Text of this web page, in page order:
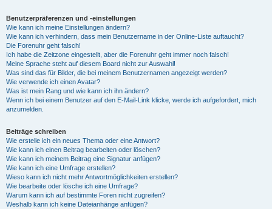
Benutzerpräferenzen und -einstellungen
Wie kann ich meine Einstellungen ändern?
Wie kann ich verhindern, dass mein Benutzername in der Online-Liste auftaucht?
Die Forenuhr geht falsch!
Ich habe die Zeitzone eingestellt, aber die Forenuhr geht immer noch falsch!
Meine Sprache steht auf diesem Board nicht zur Auswahl!
Was sind das für Bilder, die bei meinem Benutzernamen angezeigt werden?
Wie verwende ich einen Avatar?
Was ist mein Rang und wie kann ich ihn ändern?
Wenn ich bei einem Benutzer auf den E-Mail-Link klicke, werde ich aufgefordert, mich
anzumelden.
Beiträge schreiben
Wie erstelle ich ein neues Thema oder eine Antwort?
Wie kann ich einen Beitrag bearbeiten oder löschen?
Wie kann ich meinem Beitrag eine Signatur anfügen?
Wie kann ich eine Umfrage erstellen?
Wieso kann ich nicht mehr Antwortmöglichkeiten erstellen?
Wie bearbeite oder lösche ich eine Umfrage?
Warum kann ich auf bestimmte Foren nicht zugreifen?
Weshalb kann ich keine Dateianhänge anfügen?